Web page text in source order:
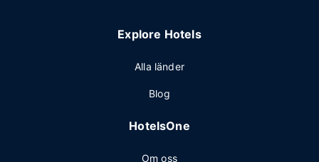
Explore Hotels
Alla länder
Blog
HotelsOne
Om oss